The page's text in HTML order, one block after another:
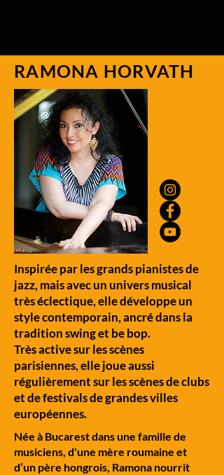
RAMONA HORVATH
Inspirée par les grands pianistes de
jazz, mais avec un univers musical
très éclectique, elle développe un
style contemporain, ancré dans la
tradition swing et be bop.
Très active sur les scènes
parisiennes, elle joue aussi
régulièrement sur les scènes de clubs
et de festivals de grandes villes
européennes.
Née à Bucarest dans une famille de
musiciens, d'une mère roumaine et
d’un père hongrois, Ramona nourrit